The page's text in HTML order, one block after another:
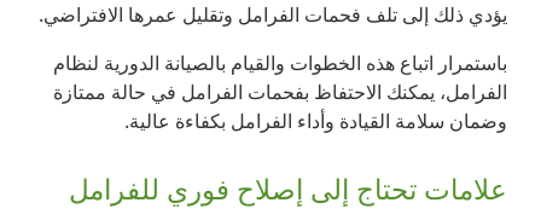
يؤدي ذلك إلى تلف فحمات الفرامل وتقليل عمرها الافتراضي.
باستمرار اتباع هذه الخطوات والقيام بالصيانة الدورية لنظام
الفرامل، يمكنك الاحتفاظ بفحمات الفرامل في حالة ممتازة
وضمان سلامة القيادة وأداء الفرامل بكفاءة عالية.
علامات تحتاج إلى إصلاح فوري للفرامل